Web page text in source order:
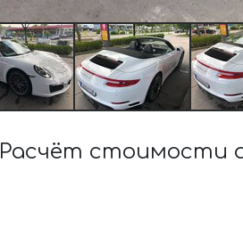
Расчёт стоимости